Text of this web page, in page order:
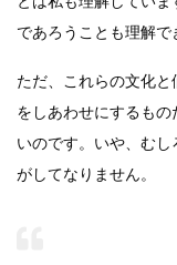
であろうことも理解で
ただ、これらの文化
をしあわせにするも
いのです。いや、む
がしてなりません。